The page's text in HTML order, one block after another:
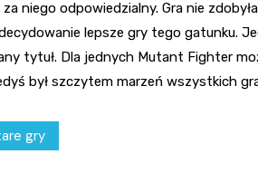
niego odpowiedzialny. Gra nie
lepsze gry tego gatunku.
tytuł. Dla jednych Mutant Fighter
był szczytem marzeń wszystkich
gry